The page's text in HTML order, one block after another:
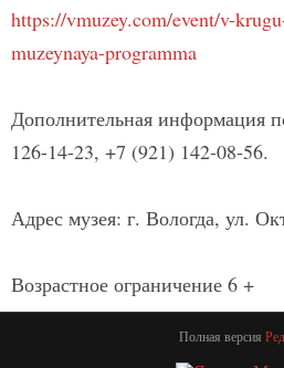
https://vmuzey.com/event/v-
muzeynaya-programma
Дополнительная информация
126-14-23, +7 (921) 142-08-56.
Адрес музея: г. Вологда, ул.
Возрастное ограничение 6 +
Полная версия